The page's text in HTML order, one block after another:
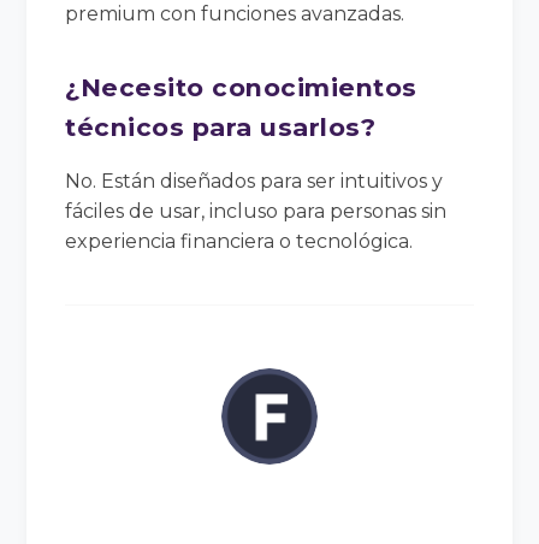
premium con funciones avanzadas.
¿Necesito conocimientos
técnicos para usarlos?
No. Están diseñados para ser intuitivos y
fáciles de usar, incluso para personas sin
experiencia financiera o tecnológica.